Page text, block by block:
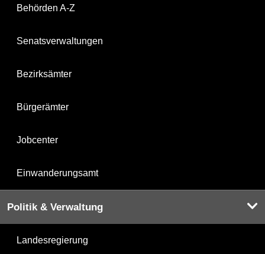
Behörden A-Z
Senatsverwaltungen
Bezirksämter
Bürgerämter
Jobcenter
Einwanderungsamt
Politik & Verwaltung
Landesregierung